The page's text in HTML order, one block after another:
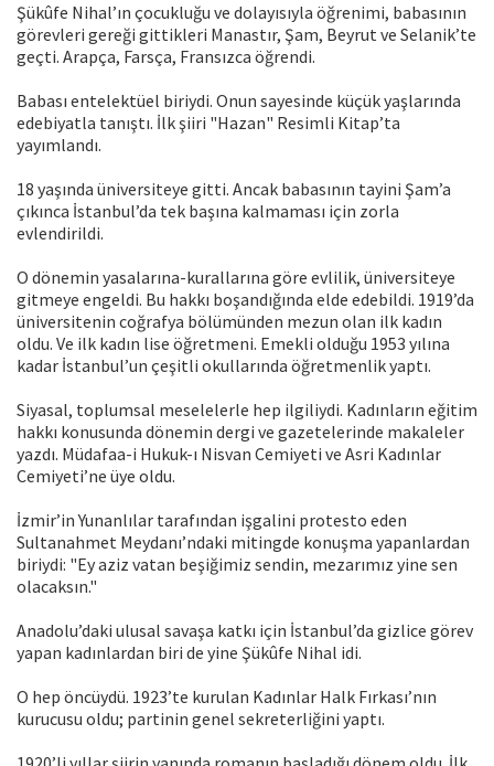
Şükûfe Nihal’ın çocukluğu ve dolayısıyla öğrenimi, babasının
görevleri gereği gittikleri Manastır, Şam, Beyrut ve Selanik’te
geçti. Arapça, Farsça, Fransızca öğrendi.
Babası entelektüel biriydi. Onun sayesinde küçük yaşlarında
edebiyatla tanıştı. İlk şiiri "Hazan" Resimli Kitap’ta
yayımlandı.
18 yaşında üniversiteye gitti. Ancak babasının tayini Şam’a
çıkınca İstanbul’da tek başına kalmaması için zorla
evlendirildi.
O dönemin yasalarına-kurallarına göre evlilik, üniversiteye
gitmeye engeldi. Bu hakkı boşandığında elde edebildi. 1919’da
üniversitenin coğrafya bölümünden mezun olan ilk kadın
oldu. Ve ilk kadın lise öğretmeni. Emekli olduğu 1953 yılına
kadar İstanbul’un çeşitli okullarında öğretmenlik yaptı.
Siyasal, toplumsal meselelerle hep ilgiliydi. Kadınların eğitim
hakkı konusunda dönemin dergi ve gazetelerinde makaleler
yazdı. Müdafaa-i Hukuk-ı Nisvan Cemiyeti ve Asri Kadınlar
Cemiyeti’ne üye oldu.
İzmir’in Yunanlılar tarafından işgalini protesto eden
Sultanahmet Meydanı’ndaki mitingde konuşma yapanlardan
biriydi: "Ey aziz vatan beşiğimiz sendin, mezarımız yine sen
olacaksın."
Anadolu’daki ulusal savaşa katkı için İstanbul’da gizlice görev
yapan kadınlardan biri de yine Şükûfe Nihal idi.
O hep öncüydü. 1923’te kurulan Kadınlar Halk Fırkası’nın
kurucusu oldu; partinin genel sekreterliğini yaptı.